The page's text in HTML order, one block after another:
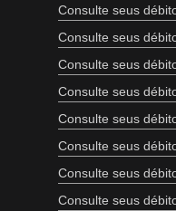
Consulte seus
Consulte seus
Consulte seus
Consulte seus
Consulte seus
Consulte seus
Consulte seus
Consulte seus